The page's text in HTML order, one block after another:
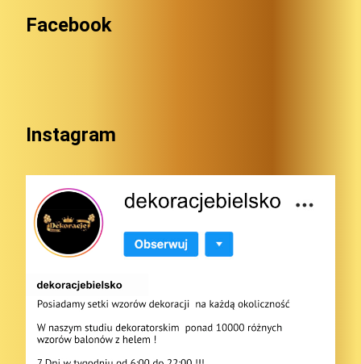
Facebook
Instagram